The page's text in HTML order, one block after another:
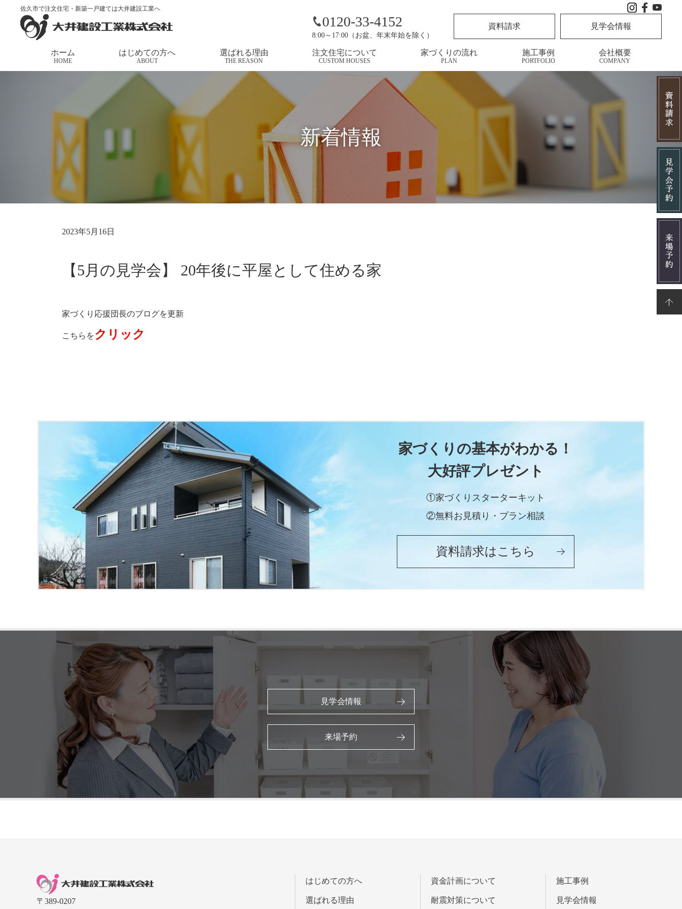
佐久市で注文住宅・新築一戸建ては大井建設工業へ
0120-33-4152
8:00～17:00（お盆、年末年始を除く）
資料請求 見学会情報
ホーム
HOME
はじめての方へ
ABOUT
選ばれる理由
THE REASON
注文住宅について
CUSTOM HOUSES
家づくりの流れ
PLAN
施工事例
PORTFOLIO
会社概要
COMPANY
新着情報
トップページ > 新着情報
2023年5月16日
【5月の見学会】 20年後に平屋として住める家
家づくり応援団長のブログを更新
こちらをクリック
家づくりの基本がわかる！
大好評プレゼント
①家づくりスターターキット
②無料お見積り・プラン相談
資料請求はこちら
見学会情報
来場予約
〒389-0207
はじめての方へ
選ばれる理由
資金計画について
耐震対策について
施工事例
見学会情報